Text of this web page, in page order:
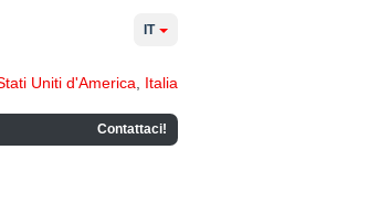
Uniti d'America Italia
Contattaci!
IT